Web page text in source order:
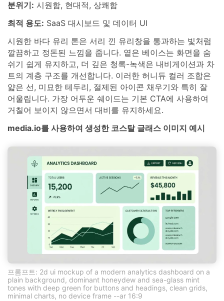
분위기: 시원함, 현대적, 상쾌함
최적 용도: SaaS 대시보드 및 데이터 UI
시원한 바다 유리 톤은 서리 낀 유리창을 통과하는 빛처럼
깔끔하고 정돈된 느낌을 줍니다. 옅은 베이스는 화면을 숨
쉬기 쉽게 유지하고, 더 깊은 청록-녹색은 내비게이션과 차
트의 계층 구조를 개선합니다. 이러한 허니듀 컬러 조합은
얇은 선, 미묘한 테두리, 절제된 아이콘 채우기와 특히 잘
어울립니다. 가장 어두운 쉐이드는 기본 CTA에 사용하여
거칠어 보이지 않으면서 대비를 유지하세요.
media.io를 사용하여 생성한 코스탈 글래스 이미지 예시
프롬프트: 2d ui mockup of a modern analytics dashboard on a
plain background, dominant honeydew and sea-glass mint
tones with deep green for buttons and headings, clean grids,
minimal charts, no device frame --ar 16:9